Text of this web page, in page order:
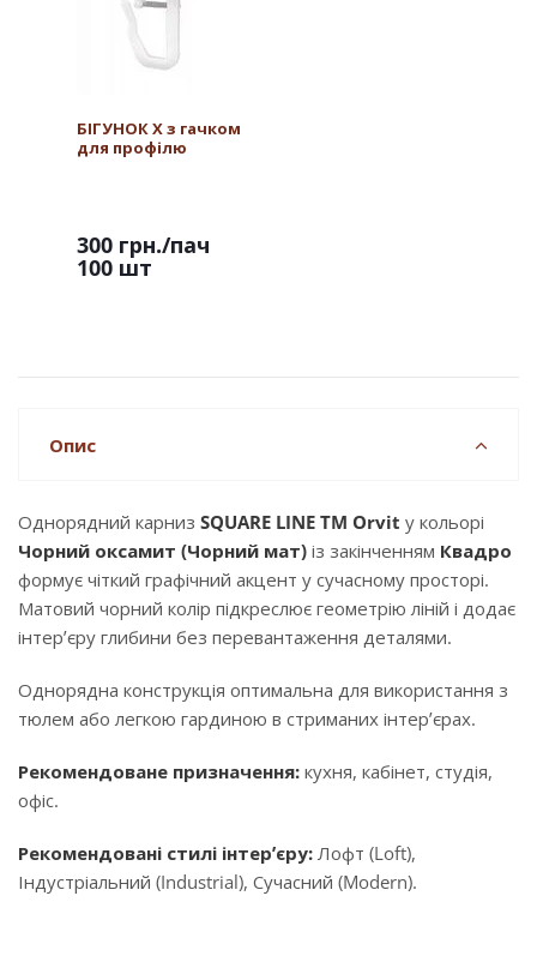
БІГУНОК Х з гачком
для профілю
300 грн./пач
100 шт
Опис
Однорядний карниз SQUARE LINE TM Orvit у кольорі
Чорний оксамит (Чорний мат) із закінченням Квадро
формує чіткий графічний акцент у сучасному просторі.
Матовий чорний колір підкреслює геометрію ліній і додає
інтер’єру глибини без перевантаження деталями.
Однорядна конструкція оптимальна для використання з
тюлем або легкою гардиною в стриманих інтер’єрах.
Рекомендоване призначення: кухня, кабінет, студія,
офіс.
Рекомендовані стилі інтер’єру: Лофт (Loft),
Індустріальний (Industrial), Сучасний (Modern).